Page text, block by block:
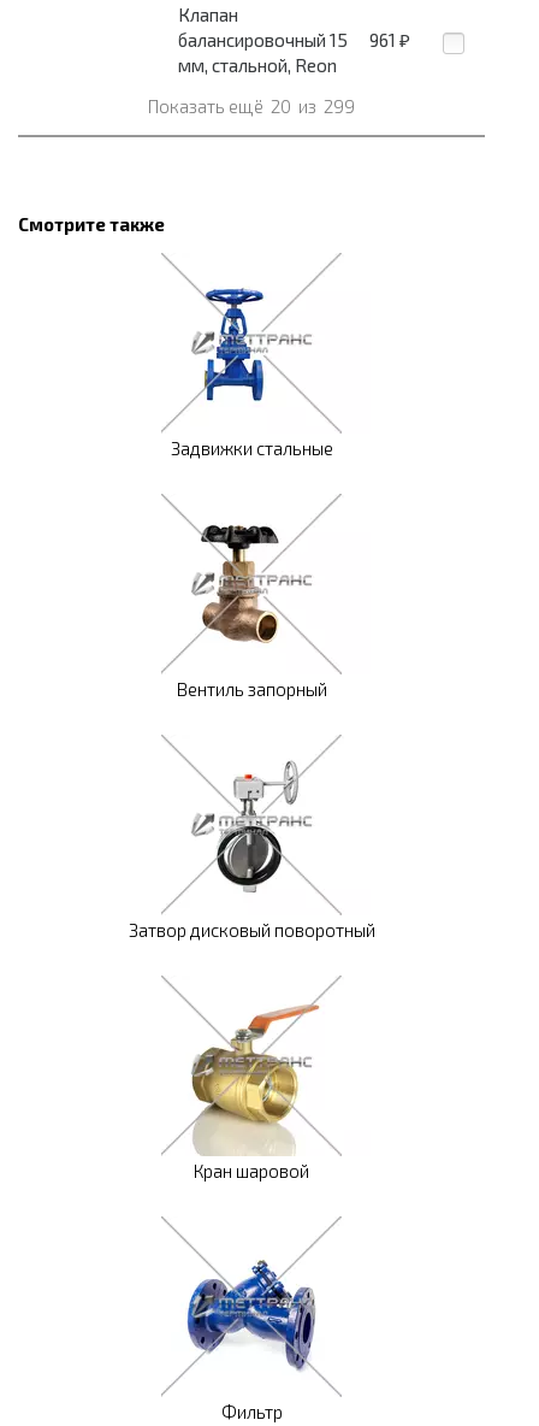
Клапан
балансировочный 15
мм, стальной, Reon
961 ₽
Показать ещё 20 из 299
Смотрите также
Задвижки стальные
Вентиль запорный
Затвор дисковый поворотный
Кран шаровой
Фильтр